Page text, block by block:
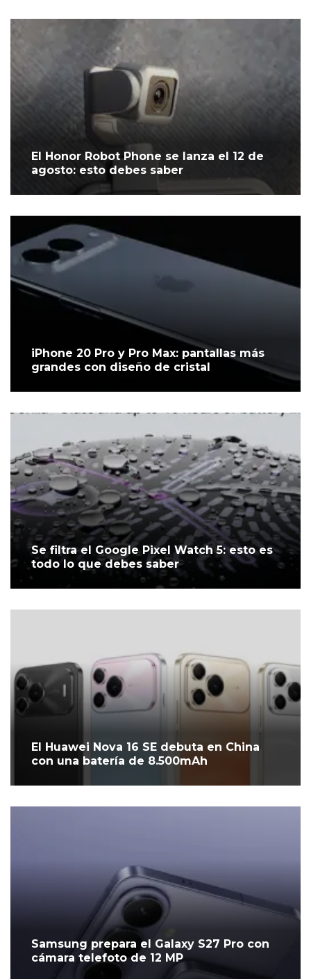
El Honor Robot Phone se lanza el 12 de
agosto: esto debes saber
iPhone 20 Pro y Pro Max: pantallas más
grandes con diseño de cristal
Se filtra el Google Pixel Watch 5: esto es
todo lo que debes saber
El Huawei Nova 16 SE debuta en China
con una batería de 8.500mAh
Samsung prepara el Galaxy S27 Pro con
cámara telefoto de 12 MP